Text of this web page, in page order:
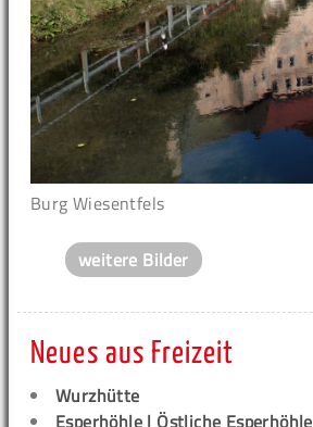
Burg Wiesentfels
weitere Bilder
Neues aus Freizeit
Wurzhütte
Esperhöhle | Östliche Esperhöhle